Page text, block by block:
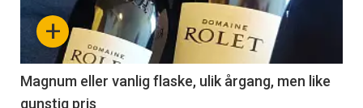
nå
3
+
Magnum eller vanlig flaske, ulik årgang, men like
gunstig pris